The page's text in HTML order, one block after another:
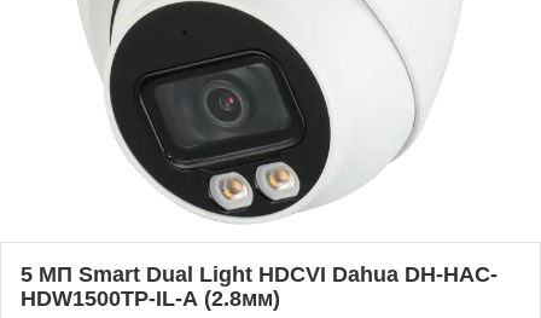
5 МП Smart Dual Light HDCVI Dahua DH-HAC-
HDW1500TP-IL-A (2.8мм)